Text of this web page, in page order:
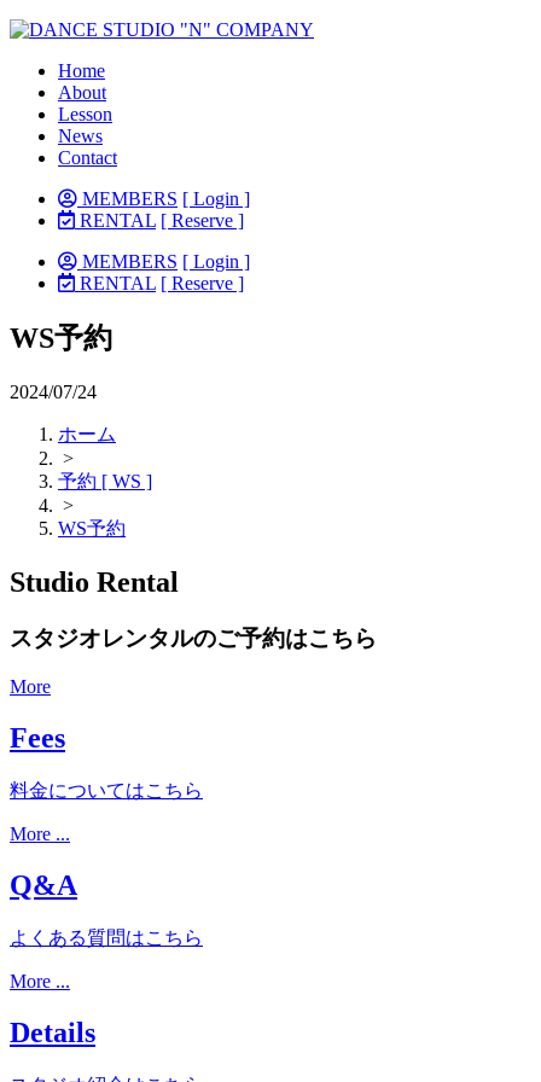
Home
About
Lesson
News
Contact
MEMBERS [ Login ]
RENTAL [ Reserve ]
MEMBERS [ Login ]
RENTAL [ Reserve ]
WS予約
2024/07/24
ホーム
>
予約 [ WS ]
>
WS予約
Studio Rental
スタジオレンタルのご予約はこちら
More
Fees
料金についてはこちら
More ...
Q&A
よくある質問はこちら
More ...
Details